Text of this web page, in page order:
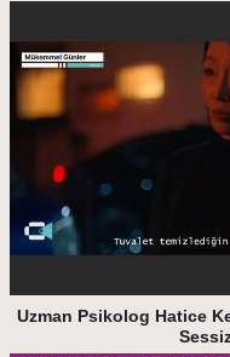
Uzman Psikolog Hatice